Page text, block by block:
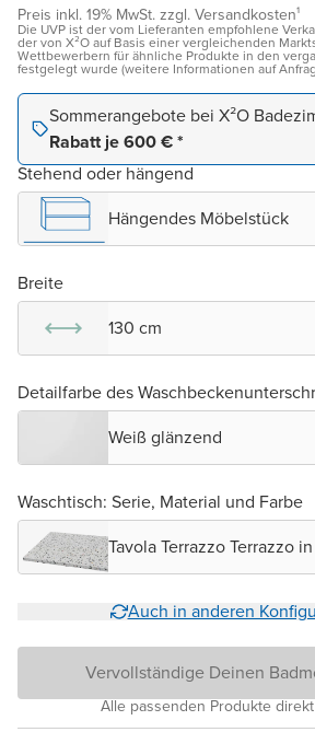
Preis inkl. 19% MwSt. zzgl. Versandkosten¹
Die UVP ist der vom Lieferanten empfohlene
der von X²O auf Basis einer vergleichenden
Wettbewerbern für ähnliche Produkte in den
festgelegt wurde (weitere Informationen auf
Sommerangebote bei X²O
Rabatt je 600 € *
Stehend oder hängend
Hängendes Möbelstück
Breite
130 cm
Detailfarbe des
Weiß glänzend
Waschtisch: Serie, Material und Farbe
Tavola Terrazzo Terrazzo
Auch in anderen
Vervollständige Deinen
Alle passenden Produkte